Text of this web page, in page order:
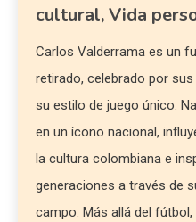
cultural, Vida
Carlos Valderrama es un
retirado, celebrado por
su estilo de juego único.
en un ícono nacional,
la cultura colombiana e
generaciones a través de
campo. Más allá del